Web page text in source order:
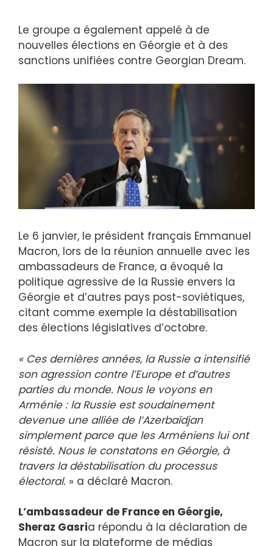
Le groupe a également appelé à de
nouvelles élections en Géorgie et à des
sanctions unifiées contre Georgian Dream.
Le 6 janvier, le président français Emmanuel
Macron, lors de la réunion annuelle avec les
ambassadeurs de France, a évoqué la
politique agressive de la Russie envers la
Géorgie et d’autres pays post-soviétiques,
citant comme exemple la déstabilisation
des élections législatives d’octobre.
« Ces dernières années, la Russie a intensifié
son agression contre l’Europe et d’autres
parties du monde. Nous le voyons en
Arménie : la Russie est soudainement
devenue une alliée de l’Azerbaïdjan
simplement parce que les Arméniens lui ont
résisté. Nous le constatons en Géorgie, à
travers la déstabilisation du processus
électoral. » a déclaré Macron.
L’ambassadeur de France en Géorgie,
Sheraz Gasria répondu à la déclaration de
Macron sur la plateforme de médias